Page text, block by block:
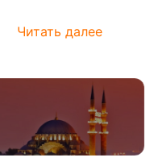
Читать далее